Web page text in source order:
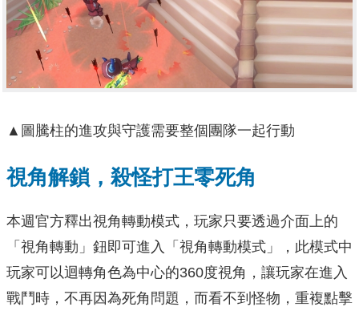
▲圖騰柱的進攻與守護需要整個團隊一起行動
視角解鎖，殺怪打王零死角
本週官方釋出視角轉動模式，玩家只要透過介面上的
「視角轉動」鈕即可進入「視角轉動模式」，此模式中
玩家可以迴轉角色為中心的360度視角，讓玩家在進入
戰鬥時，不再因為死角問題，而看不到怪物，重複點擊